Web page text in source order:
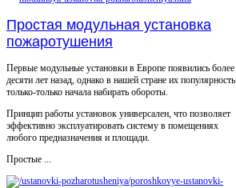
Простая модульная установка
пожаротушения
Первые модульные установки в Европе появились более
десяти лет назад, однако в нашей стране их популярность
только-только начала набирать обороты.
Принцип работы установок универсален, что позволяет
эффективно эксплуатировать систему в помещениях
любого предназначения и площади.
Простые ...